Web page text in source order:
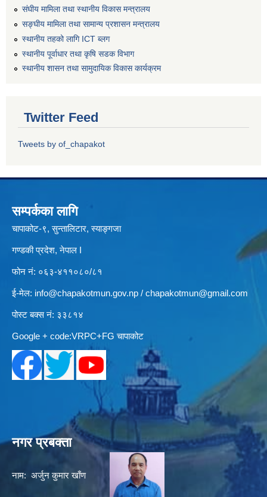
संघीय मामिला तथा स्थानीय विकास मन्त्रालय
सङ्घीय मामिला तथा सामान्य प्रशासन मन्त्रालय
स्थानीय तहको लागि ICT ब्लग
स्थानीय पूर्वाधार तथा कृषि सडक विभाग
स्थानीय शासन तथा सामुदायिक विकास कार्यक्रम
Twitter Feed
Tweets by of_chapakot
सम्पर्कका लागि
चापाकोट-९, सुन्तालिटार, स्याङ्गजा
गण्डकी प्रदेश, नेपाल I
फोन नं: ०६३-४११०८०/८१
ई-मेल: info@chapakotmun.gov.np / chapakotmun@gmail.com
पोस्ट बक्स नं: ३३८१४
Google + code:VRPC+FG चापाकोट
नगर प्रबक्ता
नाम: अर्जुन कुमार खाँण